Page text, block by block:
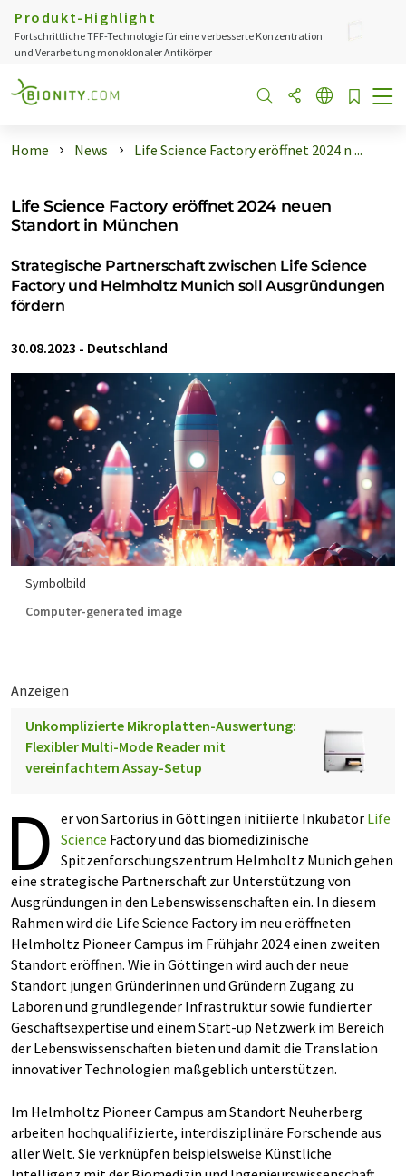
Produkt-Highlight
Fortschrittliche TFF-Technologie für eine verbesserte Konzentration
und Verarbeitung monoklonaler Antikörper
Home News Life Science Factory eröffnet 2024 n ...
Life Science Factory eröffnet 2024 neuen
Standort in München
Strategische Partnerschaft zwischen Life Science
Factory und Helmholtz Munich soll Ausgründungen
fördern
30.08.2023 - Deutschland
Symbolbild
Computer-generated image
Anzeigen
Unkomplizierte Mikroplatten-Auswertung:
Flexibler Multi-Mode Reader mit
vereinfachtem Assay-Setup
D er von Sartorius in Göttingen initiierte Inkubator Life
Science Factory und das biomedizinische
Spitzenforschungszentrum Helmholtz Munich gehen
eine strategische Partnerschaft zur Unterstützung von
Ausgründungen in den Lebenswissenschaften ein. In diesem
Rahmen wird die Life Science Factory im neu eröffneten
Helmholtz Pioneer Campus im Frühjahr 2024 einen zweiten
Standort eröffnen. Wie in Göttingen wird auch der neue
Standort jungen Gründerinnen und Gründern Zugang zu
Laboren und grundlegender Infrastruktur sowie fundierter
Geschäftsexpertise und einem Start-up Netzwerk im Bereich
der Lebenswissenschaften bieten und damit die Translation
innovativer Technologien maßgeblich unterstützen.
Im Helmholtz Pioneer Campus am Standort Neuherberg
arbeiten hochqualifizierte, interdisziplinäre Forschende aus
aller Welt. Sie verknüpfen beispielsweise Künstliche